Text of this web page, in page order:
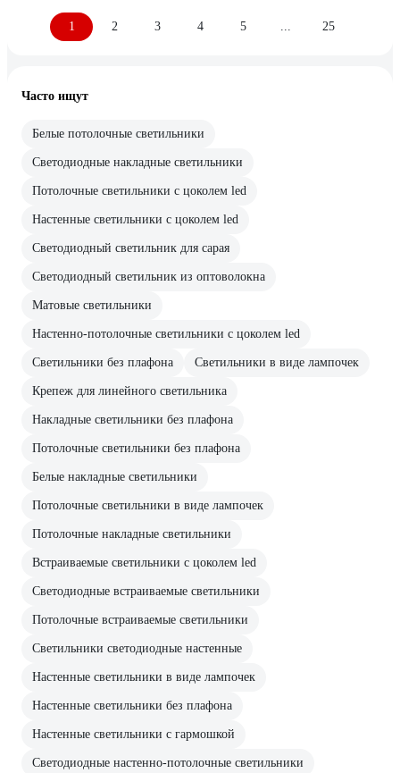
1 2 3 4 5 25
Часто ищут
Белые потолочные светильники
Светодиодные накладные светильники
Потолочные светильники с цоколем led
Настенные светильники с цоколем led
Светодиодный светильник для сарая
Светодиодный светильник из оптоволокна
Матовые светильники
Настенно-потолочные светильники с цоколем led
Светильники без плафона Светильники в виде лампочек
Крепеж для линейного светильника
Накладные светильники без плафона
Потолочные светильники без плафона
Белые накладные светильники
Потолочные светильники в виде лампочек
Потолочные накладные светильники
Встраиваемые светильники с цоколем led
Светодиодные встраиваемые светильники
Потолочные встраиваемые светильники
Светильники светодиодные настенные
Настенные светильники в виде лампочек
Настенные светильники без плафона
Настенные светильники с гармошкой
Светодиодные настенно-потолочные светильники